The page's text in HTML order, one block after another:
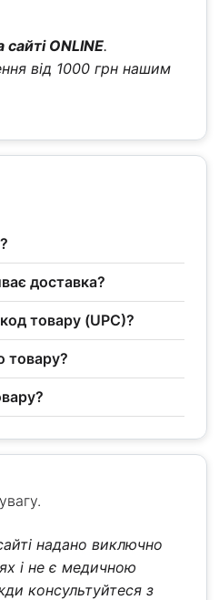
сайті ONLINE.
від 1000 грн нашим
доставка?
товару (UPC)?
товару?
надано виключно
і не є медичною
консультуйтеся з